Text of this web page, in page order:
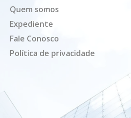
Quem somos
Expediente
Fale Conosco
Política de privacidade